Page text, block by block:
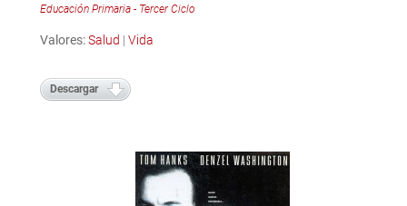
Educación Primaria - Tercer Ciclo
Valores:Salud | Vida
Descargar